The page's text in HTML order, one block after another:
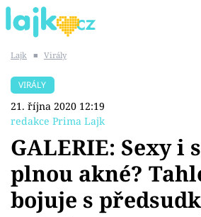
SHOPAHOLICADEL
Témata
Lajk ■ Virály
VIRÁLY
21. října 2020 12:19
redakce Prima Lajk
GALERIE: Sexy i
plnou akné?
bojuje s